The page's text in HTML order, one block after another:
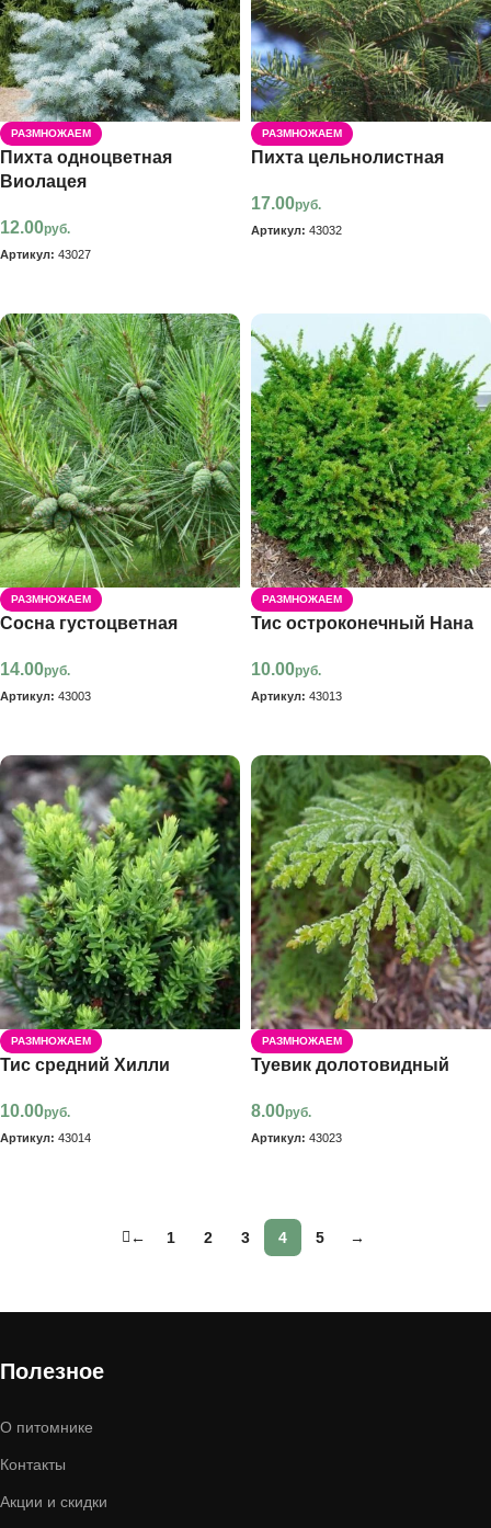
РАЗМНОЖАЕМ
Пихта одноцветная
Виолацея
12.00руб.
Артикул: 43027
РАЗМНОЖАЕМ
Пихта цельнолистная
17.00руб.
Артикул: 43032
РАЗМНОЖАЕМ
Сосна густоцветная
14.00руб.
Артикул: 43003
РАЗМНОЖАЕМ
Тис остроконечный Нана
10.00руб.
Артикул: 43013
РАЗМНОЖАЕМ
Тис средний Хилли
10.00руб.
Артикул: 43014
РАЗМНОЖАЕМ
Туевик долотовидный
8.00руб.
Артикул: 43023
← 1 2 3 4 5 →
Полезное
О питомнике
Контакты
Акции и скидки